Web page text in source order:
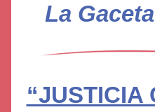
La
“JUSTICIA